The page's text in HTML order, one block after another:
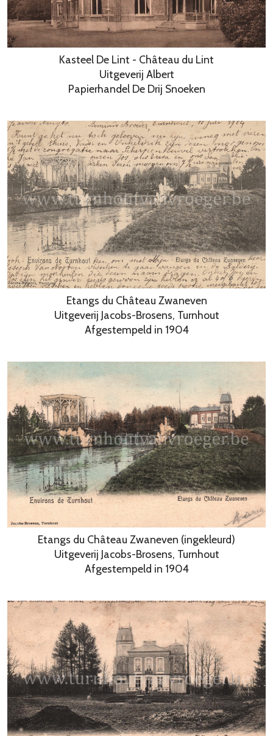
Kasteel De Lint - Château du Lint
Uitgeverij Albert
Papierhandel De Drij Snoeken
Etangs du Château Zwaneven
Uitgeverij Jacobs-Brosens, Turnhout
Afgestempeld in 1904
Etangs du Château Zwaneven (ingekleurd)
Uitgeverij Jacobs-Brosens, Turnhout
Afgestempeld in 1904